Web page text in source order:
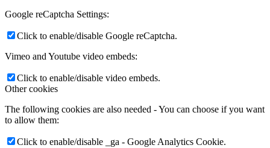
Google reCaptcha Settings:
Click to enable/disable Google reCaptcha.
Vimeo and Youtube video embeds:
Click to enable/disable video embeds.
Other cookies
The following cookies are also needed - You can choose if you want
to allow them:
Click to enable/disable _ga - Google Analytics Cookie.